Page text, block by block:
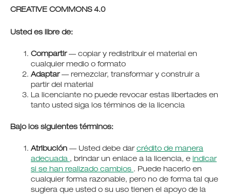
CREATIVE COMMONS 4.0
Usted es libre de:
Compartir — copiar y redistribuir el material en
cualquier medio o formato
Adaptar — remezclar, transformar y construir a
partir del material
La licenciante no puede revocar estas libertades en
tanto usted siga los términos de la licencia
Bajo los siguientes términos:
Atribución — Usted debe dar crédito de manera
adecuada , brindar un enlace a la licencia, e indicar
si se han realizado cambios . Puede hacerlo en
cualquier forma razonable, pero no de forma tal que
sugiera que usted o su uso tienen el apoyo de la